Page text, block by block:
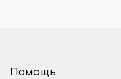
Помощь